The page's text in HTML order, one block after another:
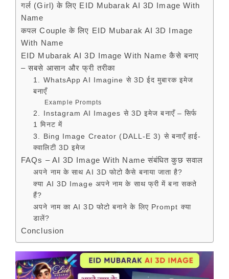
गर्ल (Girl) के लिए EID Mubarak AI 3D Image With
Name
कपल Couple के लिए EID Mubarak AI 3D Image
With Name
EID Mubarak AI 3D Image With Name कैसे बनाए
– सबसे आसान और फ्री तरीका
1. WhatsApp AI Imagine से 3D ईद मुबारक इमेज
बनाएँ
Example Prompts
2. Instagram AI Images से 3D इमेज बनाएँ – सिर्फ
1 मिनट में
3. Bing Image Creator (DALL-E 3) से बनाएँ हाई-
क्वालिटी 3D इमेज
FAQs – AI 3D Image With Name संबंधित कुछ सवाल
अपने नाम के साथ AI 3D फोटो कैसे बनाया जाता है?
क्या AI 3D Image अपने नाम के साथ फ्री में बना सकते
हैं?
अपने नाम का AI 3D फोटो बनाने के लिए Prompt क्या
डालें?
Conclusion